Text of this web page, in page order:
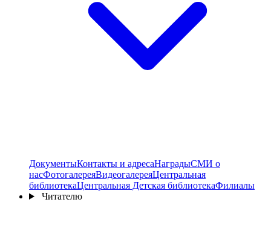
ДокументыКонтакты и адресаНаградыСМИ о
насФотогалереяВидеогалереяЦентральная
библиотекаЦентральная Детская библиотекаФилиалы
Читателю